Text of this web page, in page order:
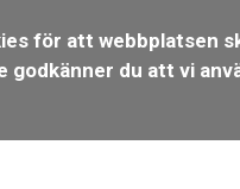
för att webbplatsen
godkänner du att vi